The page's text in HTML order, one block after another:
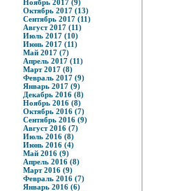
Ноябрь 2017 (9)
Октябрь 2017 (13)
Сентябрь 2017 (11)
Август 2017 (11)
Июль 2017 (10)
Июнь 2017 (11)
Май 2017 (7)
Апрель 2017 (11)
Март 2017 (8)
Февраль 2017 (9)
Январь 2017 (9)
Декабрь 2016 (8)
Ноябрь 2016 (8)
Октябрь 2016 (7)
Сентябрь 2016 (9)
Август 2016 (7)
Июль 2016 (8)
Июнь 2016 (4)
Май 2016 (9)
Апрель 2016 (8)
Март 2016 (9)
Февраль 2016 (7)
Январь 2016 (6)